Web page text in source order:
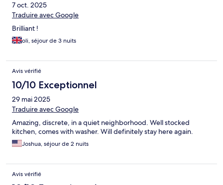
7 oct. 2025
Traduire avec Google
Brilliant !
oli, séjour de 3 nuits
Avis vérifié
10/10 Exceptionnel
29 mai 2025
Traduire avec Google
Amazing, discrete, in a quiet neighborhood. Well stocked
kitchen, comes with washer. Will definitely stay here again.
Joshua, séjour de 2 nuits
Avis vérifié